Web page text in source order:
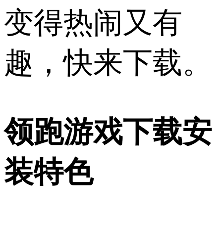
变得热闹又有
趣，快来下载。
领跑游戏下载安
装特色